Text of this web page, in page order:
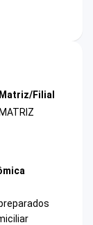
Matriz/Filial
MATRIZ